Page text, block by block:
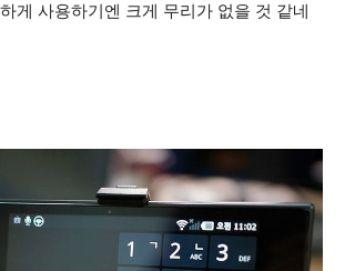
게 사용하기엔 크게 무리가 없을 것 같네